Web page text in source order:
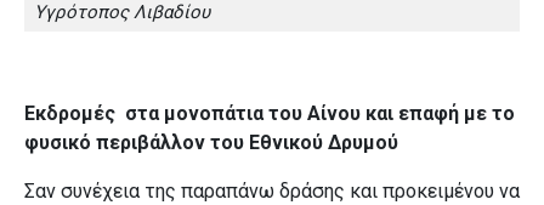
Υγρότοπος Λιβαδίου
Εκδρομές στα μονοπάτια του Αίνου και επαφή με το
φυσικό περιβάλλον του Εθνικού Δρυμού
Σαν συνέχεια της παραπάνω δράσης και προκειμένου να